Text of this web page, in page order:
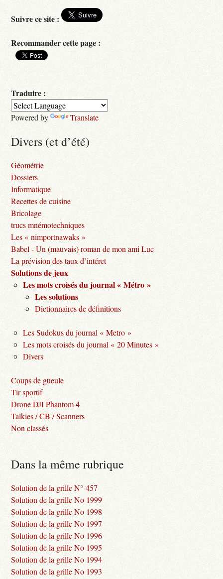
Suivre ce site :
Recommander cette page :
Traduire :
Powered by Translate
Divers (et d’été)
Géométrie
Dossiers
Informatique
Recettes de cuisine
Bricolage
trucs mnémotechniques
Les « nimportnawaks »
Babel - Un (mauvais) roman de mon ami Luc
La prévision des taux d’intéret
Solutions de jeux
Les mots croisés du journal « Métro »
Les solutions
Dictionnaires de définitions
Les Sudokus du journal « Metro »
Les mots croisés du journal « 20 Minutes »
Divers
Coups de gueule
Tir sportif
Drone DJI Phantom 4
Talkies / CB / Scanners
Non classés
Dans la même rubrique
Solution de la grille N° 457
Solution de la grille No 1999
Solution de la grille No 1998
Solution de la grille No 1997
Solution de la grille No 1996
Solution de la grille No 1995
Solution de la grille No 1994
Solution de la grille No 1993